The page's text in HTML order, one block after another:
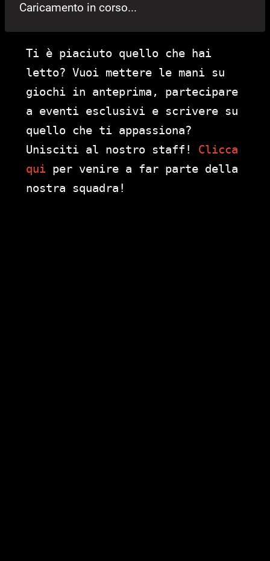
Caricamento in corso...
Ti è piaciuto quello che hai
letto? Vuoi mettere le mani su
giochi in anteprima, partecipare
a eventi esclusivi e scrivere su
quello che ti appassiona?
Unisciti al nostro staff! Clicca
qui per venire a far parte della
nostra squadra!